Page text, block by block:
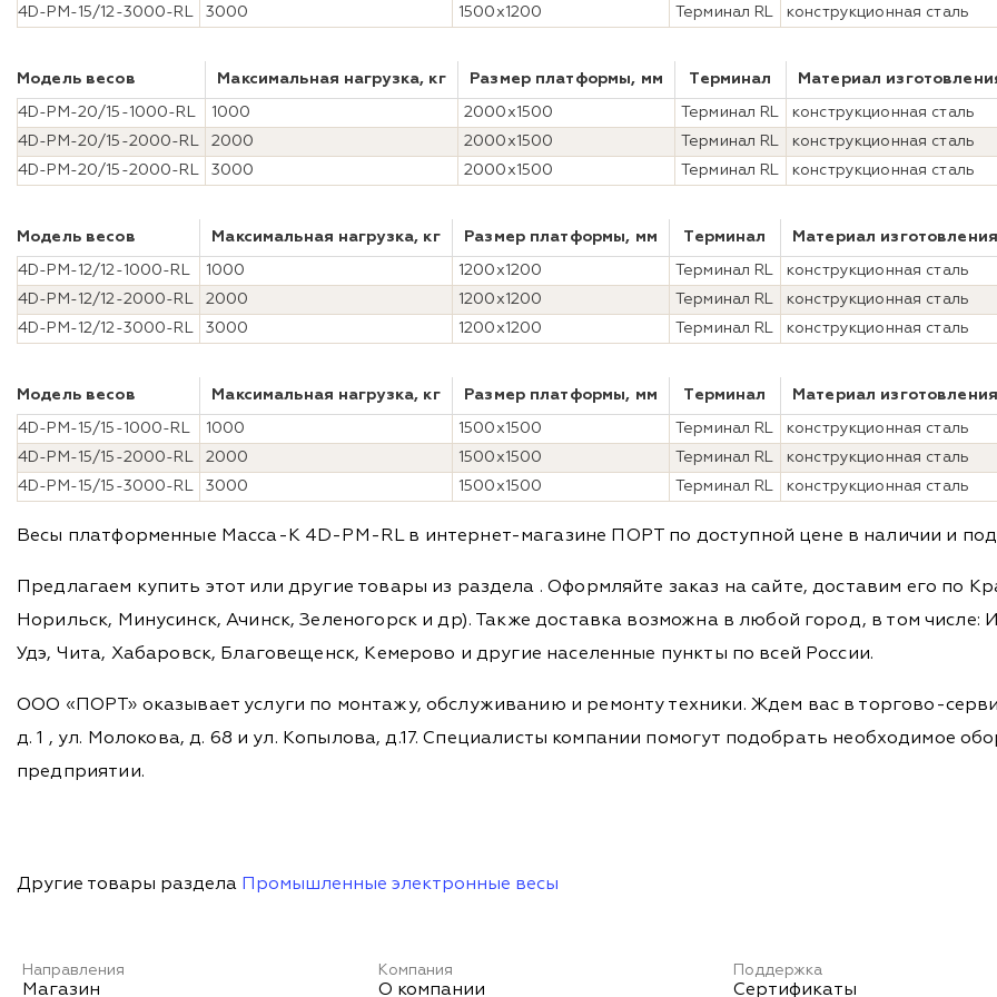
4D-PM-15/12-3000-RL
3000 1500x1200 Терминал RL конструкционная сталь
Модель весов Максимальная нагрузка, кг Размер платформы, мм Терминал Материал
4D-PM-20/15-1000-RL 1000 2000x1500 Терминал RL
конструкционная сталь
4D-PM-20/15-2000-RL
2000 2000x1500 Терминал RL
конструкционная сталь
4D-PM-20/15-2000-RL
3000 2000x1500 Терминал RL конструкционная сталь
Модель весов Максимальная нагрузка, кг Размер платформы, мм Терминал Материал изготовления
4D-PM-12/12-1000-RL 1000 1200x1200 Терминал RL
конструкционная сталь
4D-PM-12/12-2000-RL
2000 1200x1200 Терминал RL
конструкционная сталь
4D-PM-12/12-3000-RL
3000 1200x1200 Терминал RL конструкционная сталь
Модель весов Максимальная нагрузка, кг Размер платформы, мм Терминал Материал изготовления
4D-PM-15/15-1000-RL 1000 1500x1500 Терминал RL
конструкционная сталь
4D-PM-15/15-2000-RL
2000 1500x1500 Терминал RL
конструкционная сталь
4D-PM-15/15-3000-RL
3000 1500x1500 Терминал RL конструкционная сталь
Весы платформенные Масса-К 4D-PM-RL в интернет-магазине ПОРТ по доступной цене в наличии и под
Предлагаем купить этот или другие товары из раздела . Оформляйте заказ на сайте, доставим его по
Норильск, Минусинск, Ачинск, Зеленогорск и др). Также доставка возможна в любой город, в том числе:
Удэ, Чита, Хабаровск, Благовещенск, Кемерово и другие населенные пункты по всей России.
ООО «ПОРТ» оказывает услуги по монтажу, обслуживанию и ремонту техники. Ждем вас в торгово-
д. 1 , ул. Молокова, д. 68 и ул. Копылова, д.17. Специалисты компании помогут подобрать необходимое
предприятии.
Другие товары раздела Промышленные электронные весы
Направления
Магазин
Компания
О компании
Поддержка
Сертификаты